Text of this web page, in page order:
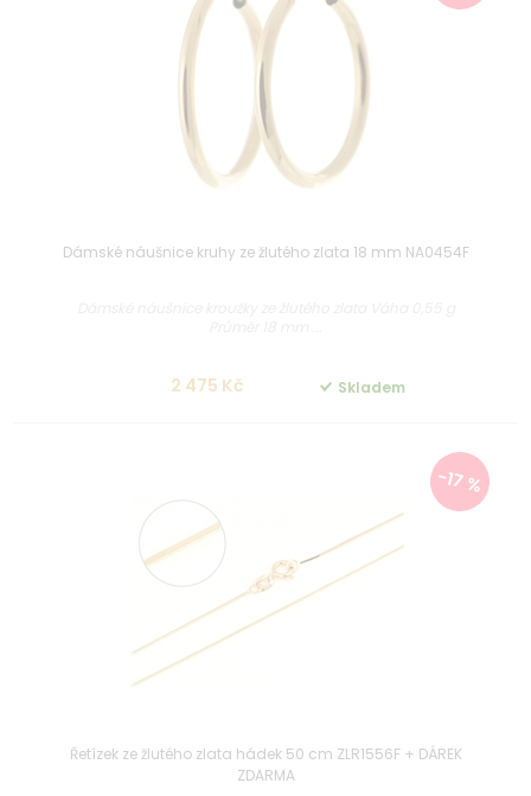
Dámské náušnice kruhy ze žlutého zlata 18 mm NA0454F
2 475 Kč Skladem
-17 %
Řetízek ze žlutého zlata hádek 50 cm ZLR1556F + DÁREK
ZDARMA